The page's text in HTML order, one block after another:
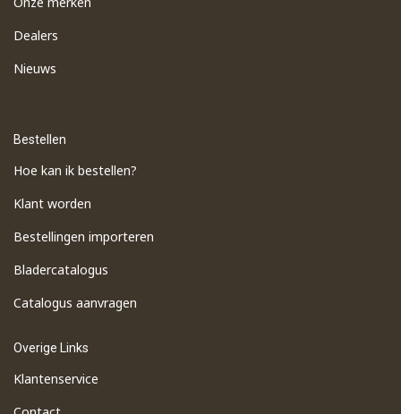
Dealers
Nieuws
Bestellen
Hoe kan ik bestellen?
Klant worden
Bestellingen importeren
​Bladercatalogus
​Catalogus aanvragen
Overige Links
Klantenservice